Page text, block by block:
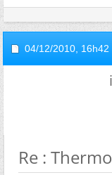
04/12/2010, 16h42
Re :